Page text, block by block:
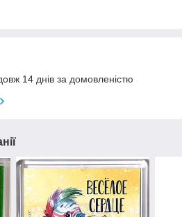
14 днів за домовленістю